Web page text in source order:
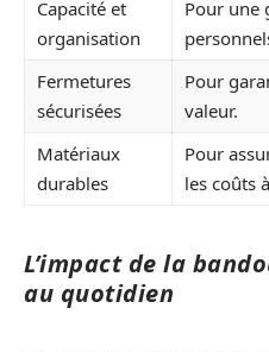
Capacité et
organisation
Pour une
Fermetures
sécurisées
Pour
valeur.
Matériaux
durables
Pour
les coûts
L’impact de la
au quotidien